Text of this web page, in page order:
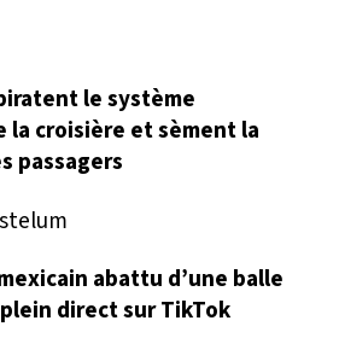
le système
la croisière et sèment la
passagers
abattu d’une balle
direct sur TikTok